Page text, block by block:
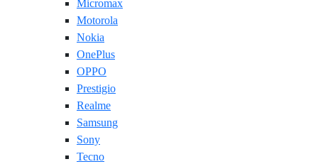
Micromax
Motorola
Nokia
OnePlus
OPPO
Prestigio
Realme
Samsung
Sony
Tecno